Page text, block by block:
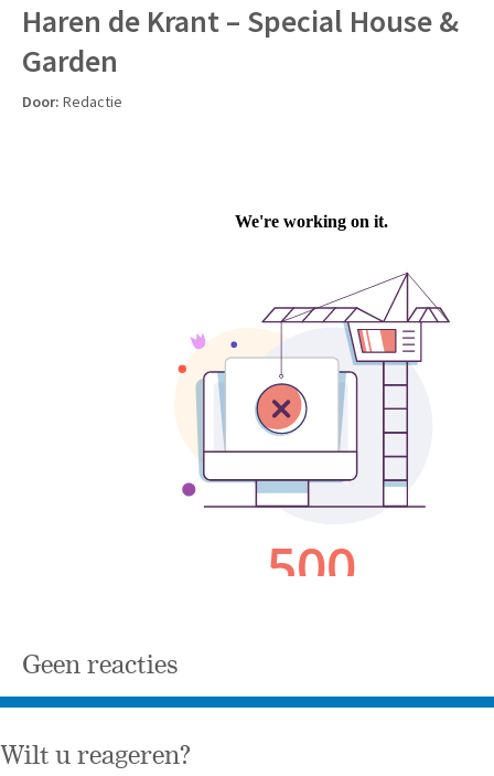
Haren de Krant – Special House &
Garden
Door: Redactie
Geen reacties
Wilt u reageren?